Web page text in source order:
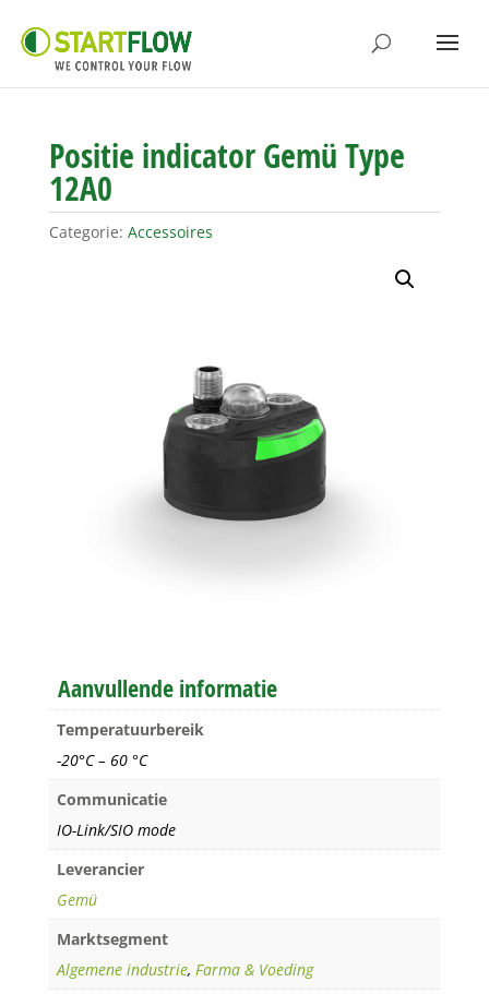
Positie indicator Gemü Type
12A0
Categorie: Accessoires
Aanvullende informatie
Temperatuurbereik
-20°C – 60 °C
Communicatie
IO-Link/SIO mode
Leverancier
Gemü
Marktsegment
Algemene industrie, Farma & Voeding